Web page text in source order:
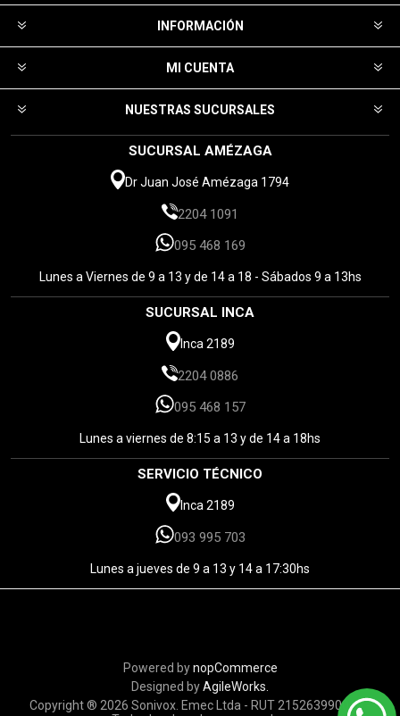
INFORMACIÓN
MI CUENTA
NUESTRAS SUCURSALES
SUCURSAL AMÉZAGA
Dr Juan José Amézaga 1794
2204 1091
095 468 169
Lunes a Viernes de 9 a 13 y de 14 a 18 - Sábados 9 a 13hs
SUCURSAL INCA
Inca 2189
2204 0886
095 468 157
Lunes a viernes de 8:15 a 13 y de 14 a 18hs
SERVICIO TÉCNICO
Inca 2189
093 995 703
Lunes a jueves de 9 a 13 y 14 a 17:30hs
Powered bynopCommerce
Designed byAgileWorks.
Copyright ® 2026 Sonivox. Emec Ltda - RUT 215263990010 -